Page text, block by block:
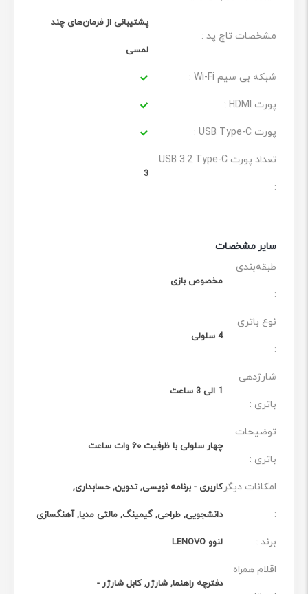
مشخصات تاچ پد :
پشتیبانی از فرمان‌های چند
لمسی
شبکه بی سیم Wi-Fi :
پورت HDMI :
پورت USB Type-C :
تعداد پورت USB 3.2 Type-C
:
3
سایر مشخصات
طبقه‌بندی
:
مخصوص بازی
نوع باتری
:
4 سلولی
شارژدهی
باتری :
1 الی 3 ساعت
توضیحات
باتری :
چهار سلولی با ظرفیت ۶۰ وات ساعت
امکانات دیگر
:
کاربری - برنامه نویسی, تدوین, حسابداری,
دانشجویی, طراحی, گیمینگ, مالتی مدیا, آهنگسازی
برند : لنوو LENOVO
اقلام همراه
دفترچه راهنما, شارژر, کابل شارژر -